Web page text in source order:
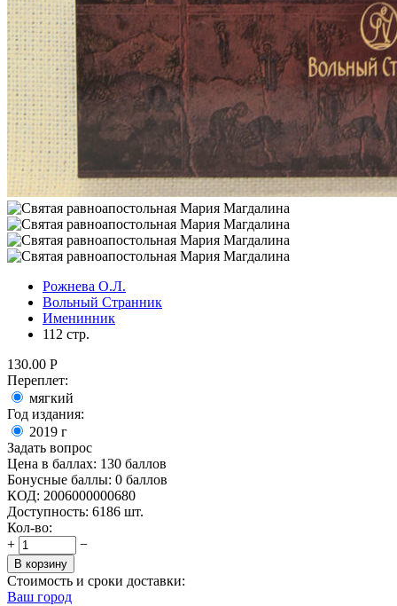
Рожнева О.Л.
Вольный Странник
Именинник
112 стр.
130.00 Р
Переплет:
мягкий
Год издания:
2019 г
Задать вопрос
Цена в баллах: 130 баллов
Бонусные баллы: 0 баллов
КОД: 2006000000680
Доступность: 6186 шт.
Кол-во:
+
−
В корзину
Стоимость и сроки доставки:
Ваш город